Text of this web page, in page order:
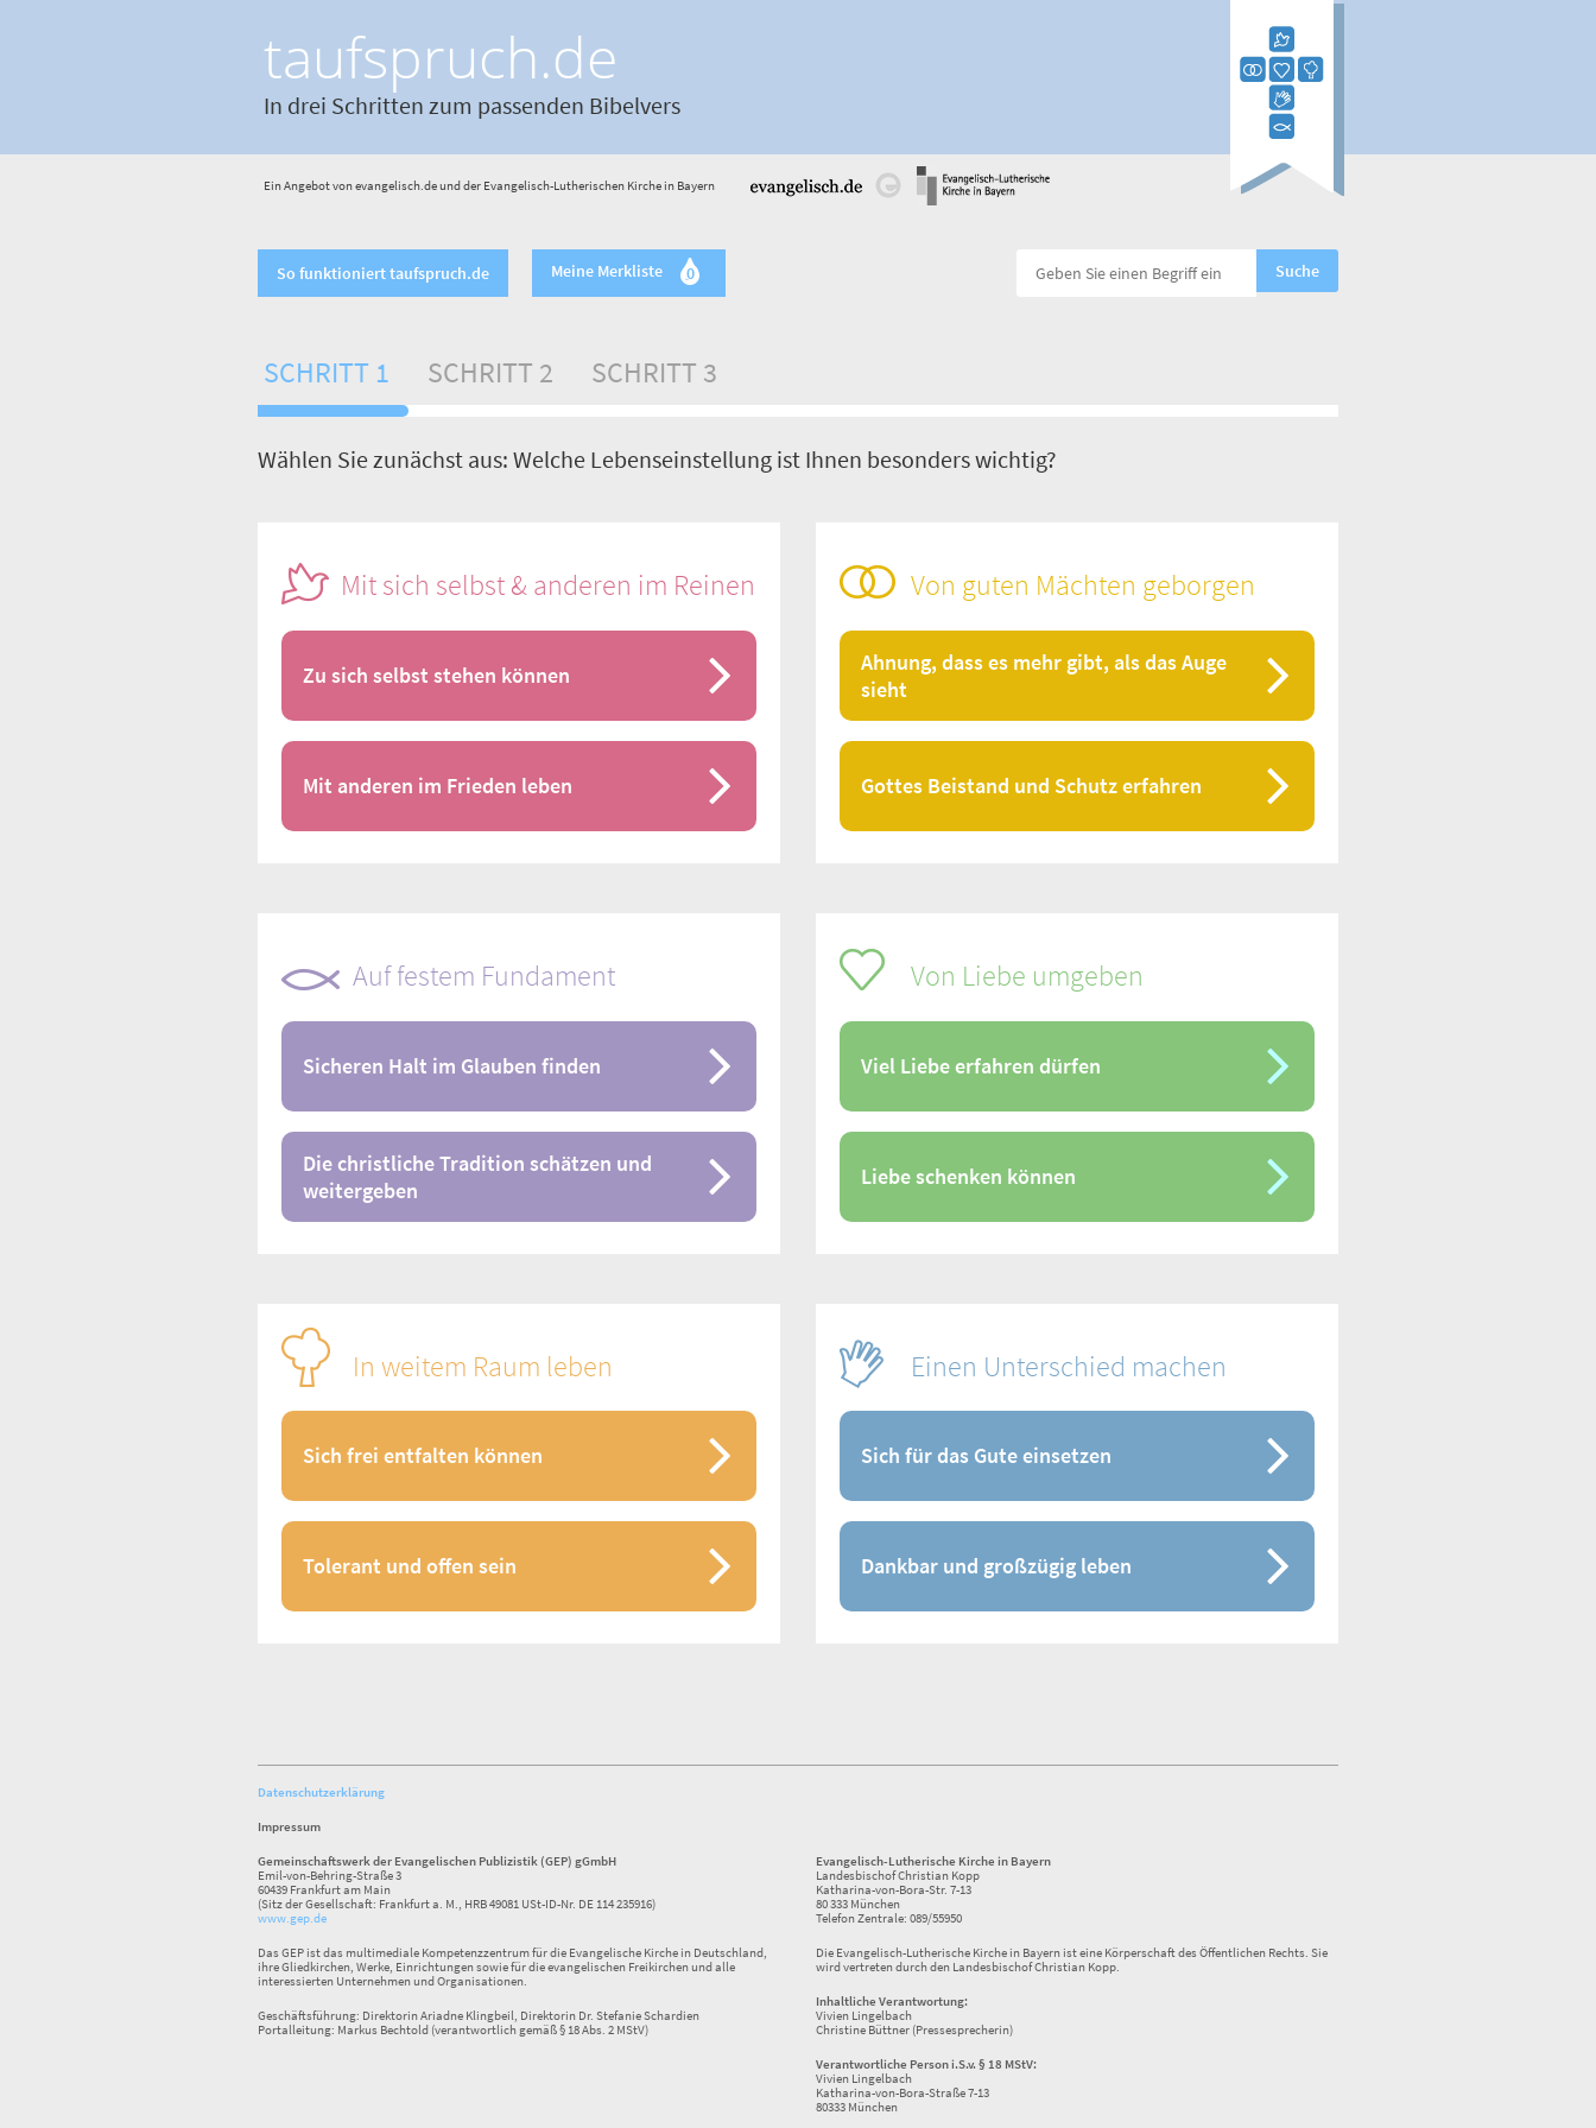
taufspruch.de
In drei Schritten zum passenden Bibelvers
Ein Angebot von evangelisch.de und der Evangelisch-Lutherischen Kirche in Bayern
So funktioniert taufspruch.de Meine Merkliste 0
SCHRITT 1 SCHRITT 2 SCHRITT 3
Wählen Sie zunächst aus: Welche Lebenseinstellung ist Ihnen besonders wichtig?
Mit sich selbst & anderen im Reinen
Zu sich selbst stehen können
Mit anderen im Frieden leben
Von guten Mächten geborgen
Ahnung, dass es mehr gibt, als das Auge
sieht
Gottes Beistand und Schutz erfahren
Auf festem Fundament
Sicheren Halt im Glauben finden
Die christliche Tradition schätzen und
weitergeben
Von Liebe umgeben
Viel Liebe erfahren dürfen
Liebe schenken können
In weitem Raum leben
Sich frei entfalten können
Tolerant und offen sein
Einen Unterschied machen
Sich für das Gute einsetzen
Dankbar und großzügig leben
Datenschutzerklärung
Impressum
Gemeinschaftswerk der Evangelischen Publizistik (GEP) gGmbH
Emil-von-Behring-Straße 3
60439 Frankfurt am Main
(Sitz der Gesellschaft: Frankfurt a. M., HRB 49081 USt-ID-Nr. DE 114 235916)
www.gep.de
Das GEP ist das multimediale Kompetenzzentrum für die Evangelische Kirche in Deutschland,
ihre Gliedkirchen, Werke, Einrichtungen sowie für die evangelischen Freikirchen und alle
interessierten Unternehmen und Organisationen.
Geschäftsführung: Direktorin Ariadne Klingbeil, Direktorin Dr. Stefanie Schardien
Portalleitung: Markus Bechtold (verantwortlich gemäß § 18 Abs. 2 MStV)
Evangelisch-Lutherische Kirche in Bayern
Landesbischof Christian Kopp
Katharina-von-Bora-Str. 7-13
80 333 München
Telefon Zentrale: 089/55950
Die Evangelisch-Lutherische Kirche in Bayern ist eine Körperschaft des Öffentlichen Rechts. Sie
wird vertreten durch den Landesbischof Christian Kopp.
Inhaltliche Verantwortung:
Vivien Lingelbach
Christine Büttner (Pressesprecherin)
Verantwortliche Person i.S.v. § 18 MStV:
Vivien Lingelbach
Katharina-von-Bora-Straße 7-13
80333 München